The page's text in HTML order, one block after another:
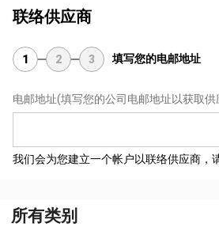
联络供应商
1 2 3 填写您的电邮地址
电邮地址(填写您的公司电邮地址以获取
我们会为您建立一个帐户以联络供应商，
所有类别